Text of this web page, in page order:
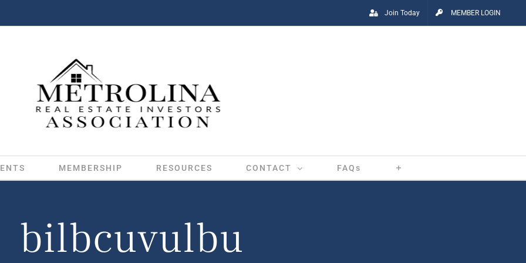
Join Today MEMBER LOGIN
MEMBERSHIP RESOURCES CONTACT FAQs
bilbcuvulbu